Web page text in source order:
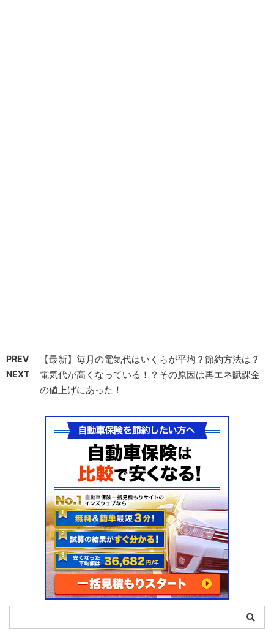
PREV 【最新】毎月の電気代はいくらが平均？節約方法は？
NEXT
電気代が高くなっている！？その原因は再エネ賦課金
の値上げにあった！